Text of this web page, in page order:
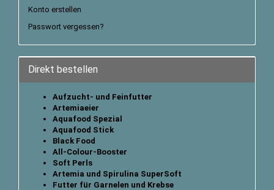
Konto erstellen
Passwort vergessen?
Direkt bestellen
Aufzucht- und Feinfutter
Artemiaeier
Aquafood Spezial
Aquafood Stick
Black Food
All-Colour-Booster
Soft Perls
Artemia und Spirulina SuperSoft
Futter für Garnelen und Krebse